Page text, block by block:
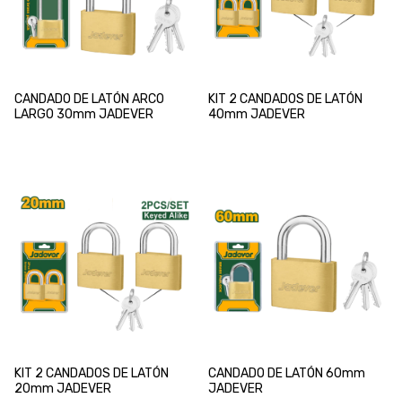
CANDADO DE LATÓN ARCO
LARGO 30mm JADEVER
KIT 2 CANDADOS DE LATÓN
40mm JADEVER
KIT 2 CANDADOS DE LATÓN
20mm JADEVER
CANDADO DE LATÓN 60mm
JADEVER